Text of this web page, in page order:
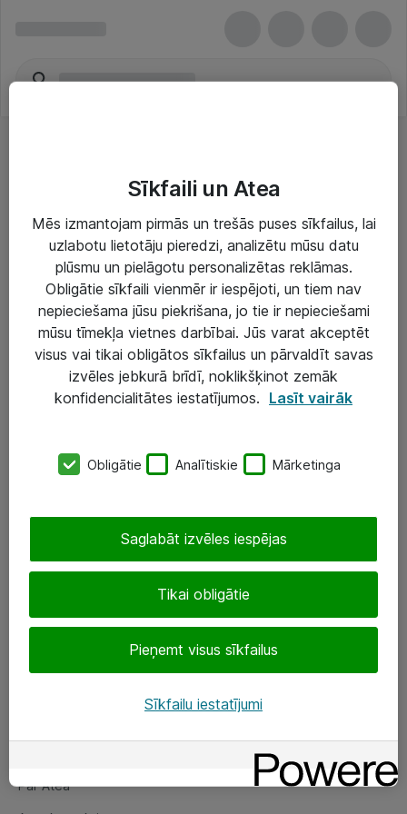
Risinājumi & Pakalpojumi
IT serviss un atbalsts
IT infrastruktūra
Darba vietu IT risinājumi
Serveri un datu centri
SIA „ATEA”
eShop@atea.lv
Sekojiet mums
Par Atea
Par Atea
Sīkfaili un Atea
Mēs izmantojam pirmās un trešās puses sīkfailus, lai
uzlabotu lietotāju pieredzi, analizētu mūsu datu
plūsmu un pielāgotu personalizētas reklāmas.
Obligātie sīkfaili vienmēr ir iespējoti, un tiem nav
nepieciešama jūsu piekrišana, jo tie ir nepieciešami
mūsu tīmekļa vietnes darbībai. Jūs varat akceptēt
visus vai tikai obligātos sīkfailus un pārvaldīt savas
izvēles jebkurā brīdī, noklikšķinot zemāk
konfidencialitātes iestatījumos. Lasīt vairāk
Obligātie Analītiskie Mārketinga
Tikai obligātie
Pieņemt visus sīkfailus
Saglabāt izvēles iespējas
Sīkfailu iestatījumi